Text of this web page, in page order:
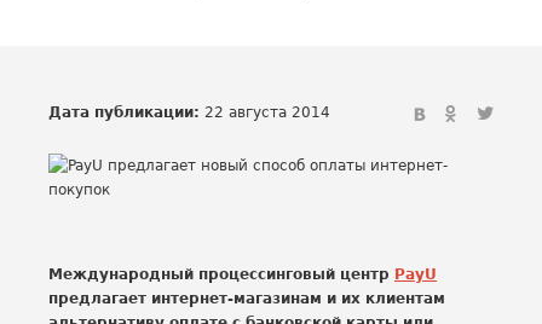
Дата публикации: 22 августа 2014
Международный процессинговый центр PayU
предлагает интернет-магазинам и их клиентам